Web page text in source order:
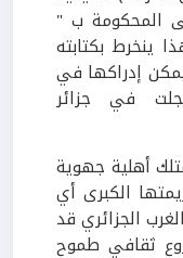
المحكومة ب "
ينخرط بكتابته
إدراكها في
في جزائر
أهلية جهوية
الكبرى أي
الجزائري قد
1930 من مشروع ثقافي طموح